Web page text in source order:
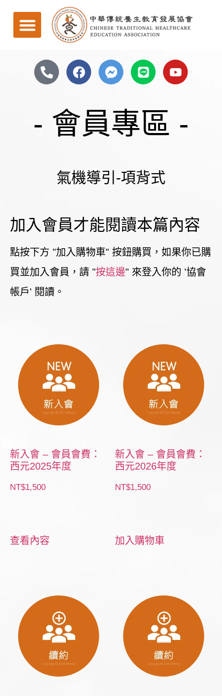
- 會員專區 -
氣機導引-項背式
加入會員才能閱讀本篇內容
點按下方 "加入購物車" 按鈕購買，如果你已購
買並加入會員，請 "按這邊" 來登入你的 '協會
帳戶' 閱讀。
新入會 – 會員會費：
西元2025年度
NT$1,500
查看內容
新入會 – 會員會費：
西元2026年度
NT$1,500
加入購物車